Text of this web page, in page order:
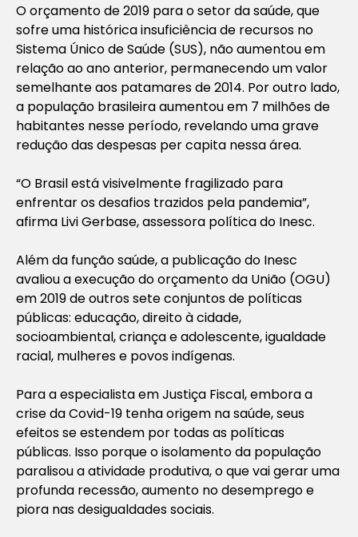
O orçamento de 2019 para o setor da saúde, que
sofre uma histórica insuficiência de recursos no
Sistema Único de Saúde (SUS), não aumentou em
relação ao ano anterior, permanecendo um valor
semelhante aos patamares de 2014. Por outro lado,
a população brasileira aumentou em 7 milhões de
habitantes nesse período, revelando uma grave
redução das despesas per capita nessa área.
“O Brasil está visivelmente fragilizado para
enfrentar os desafios trazidos pela pandemia”,
afirma Livi Gerbase, assessora política do Inesc.
Além da função saúde, a publicação do Inesc
avaliou a execução do orçamento da União (OGU)
em 2019 de outros sete conjuntos de políticas
públicas: educação, direito à cidade,
socioambiental, criança e adolescente, igualdade
racial, mulheres e povos indígenas.
Para a especialista em Justiça Fiscal, embora a
crise da Covid-19 tenha origem na saúde, seus
efeitos se estendem por todas as políticas
públicas. Isso porque o isolamento da população
paralisou a atividade produtiva, o que vai gerar uma
profunda recessão, aumento no desemprego e
piora nas desigualdades sociais.